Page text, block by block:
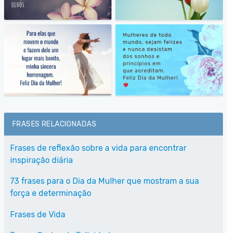
FRASES RELACIONADAS
Frases de reflexão sobre a vida para encontrar
inspiração diária
73 frases para o Dia da Mulher que mostram a sua
força e determinação
Frases de Vida